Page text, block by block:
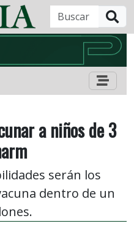
a niños de 3
serán los
dentro de un